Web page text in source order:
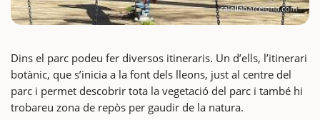
calellabarcelona.com
Dins el parc podeu fer diversos itineraris. Un d’ells, l’itinerari
botànic, que s’inicia a la font dels lleons, just al centre del
parc i permet descobrir tota la vegetació del parc i també hi
trobareu zona de repòs per gaudir de la natura.